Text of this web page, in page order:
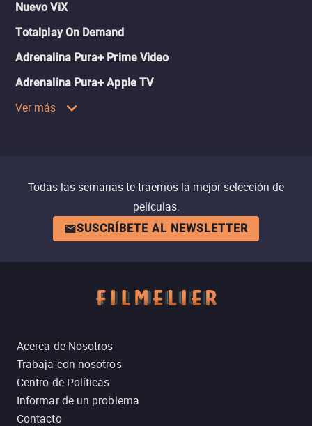
Nuevo ViX
Totalplay On Demand
Adrenalina Pura+ Prime Video
Adrenalina Pura+ Apple TV
Ver más
Todas las semanas te traemos la mejor selección de
películas.
SUSCRÍBETE AL NEWSLETTER
Acerca de Nosotros
Trabaja con nosotros
Centro de Políticas
Informar de un problema
Contacto